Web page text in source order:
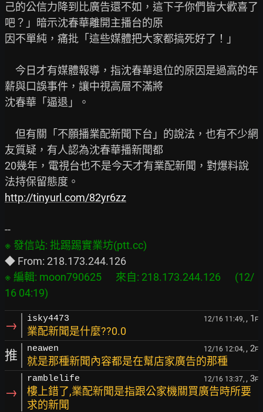
己的公信力降到比廣告還不如，這下子你們皆大歡喜了
吧？」暗示沈春華離開主播台的原
因不單純，痛批「這些媒體把大家都搞死好了！」
今日才有媒體報導，指沈春華退位的原因是過高的年
薪與口誤事件，讓中視高層不滿將
沈春華「逼退」。
但有關「不願播業配新聞下台」的說法，也有不少網
友質疑，有人認為沈春華播新聞都
20幾年，電視台也不是今天才有業配新聞，對爆料說
http://tinyurl.com/82yr6zz
※ 編輯: moon790625      來自: 218.173.244.126      (12/
→ isky4473 12/16 11:49, , 1 F
業配新聞是什麼??0.0
推 neawen 12/16 12:04, , 2F
就是那種新聞內容都是在幫店家廣告的那種
→
ramblelife 12/16 13:37, , 3F
樓上錯了,業配新聞是指跟公家機關買廣告時所要
求的新聞